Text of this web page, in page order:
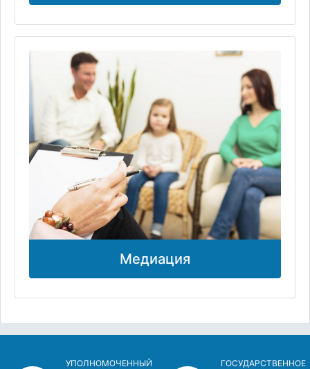
Медиация
УПОЛНОМОЧЕННЫЙ
ГОСУДАРСТВЕННОЕ